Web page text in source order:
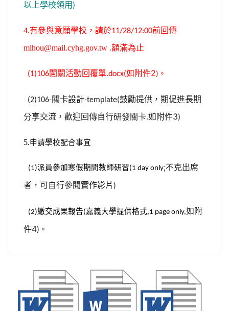
以上學校領用 )
4 有參與意願學校 ， 請於11/28/12:00前回傳
mlhou@mail.cyhg.gov.tw .額滿為止
(1)106闖關活動回覆單.docx(如附件2) 。
(2)106-關卡設計-template(鼓勵提供， 期促進長期
分享交流，歡迎回傳自行研發關卡.如附件3)
5.申請學校配合事宜
(1)派員參加寒假期間教師研習(1 day only;不克出席
者，可自行參閱實作影片 )
(2)繳交成果報告(嘉義大學提供格式,1 page only,如附
件4) 。